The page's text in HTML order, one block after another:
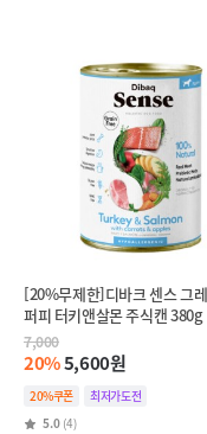
[20%무제한]디바크 센스 그
퍼피 터키앤살몬 주식캔 380g
7,000
20%5,600원
20%쿠폰
최저가도전
5.0 (4)